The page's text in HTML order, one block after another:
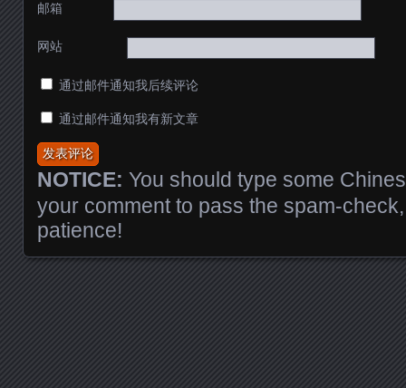
邮箱
网站
通过邮件通知我后续评论
通过邮件通知我有新文章
NOTICE: You should type some
your comment to pass the spam-
patience!